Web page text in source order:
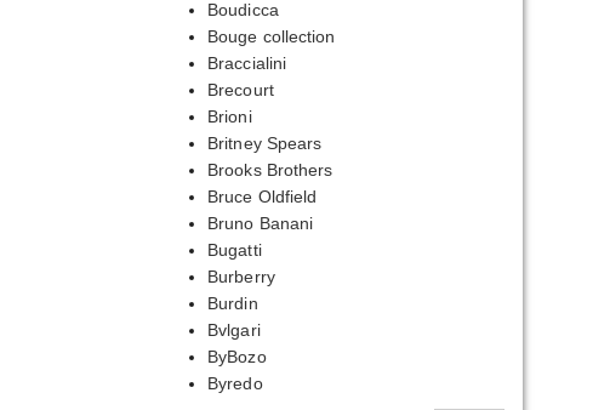
Boudicca
Bouge collection
Braccialini
Brecourt
Brioni
Britney Spears
Brooks Brothers
Bruce Oldfield
Bruno Banani
Bugatti
Burberry
Burdin
Bvlgari
ByBozo
Byredo